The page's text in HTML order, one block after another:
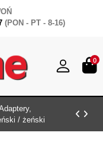
(PON - PT - 8-16)
0
/ żeński